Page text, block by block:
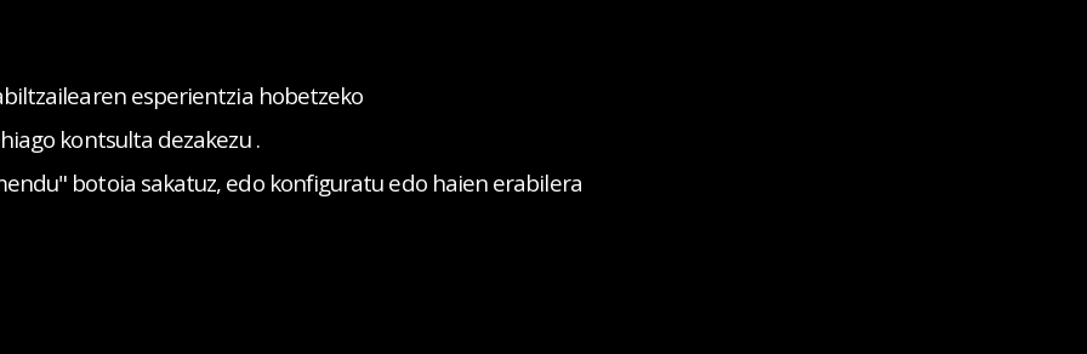
esperientzia hobetzeko
kontsulta dezakezu .
botoia sakatuz, edo konfiguratu edo haien erabilera
EKINTZAK PRENTSA-ARETOA HARREMANETARAKO